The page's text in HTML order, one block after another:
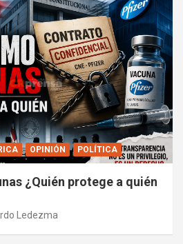
OPINIÓN POLÍTICA
¿Quién protege a quién
Ledezma